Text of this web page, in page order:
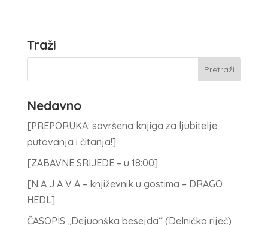
Traži
Nedavno
[PREPORUKA: savršena knjiga za ljubitelje
putovanja i čitanja!]
[ZABAVNE SRIJEDE – u 18:00]
[N A J A V A – književnik u gostima – DRAGO
HEDL]
ČASOPIS „Dejuonška besejda“ (Delnička riječ)